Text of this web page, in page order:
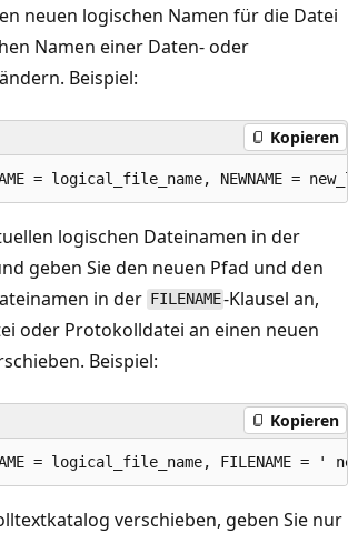
neuen logischen Namen für die Datei
Namen einer Daten- oder
Beispiel:
Kopieren
logischen Dateinamen in der
geben Sie den neuen Pfad und den
in der FILENAME-Klausel an,
oder Protokolldatei an einen neuen
Beispiel:
Kopieren
verschieben, geben Sie nur